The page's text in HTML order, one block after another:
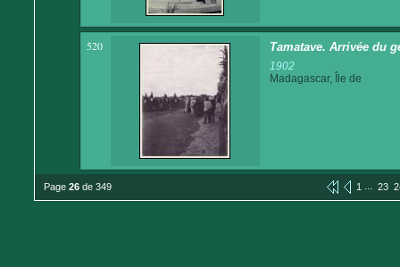
520 Tamatave. Arrivée du
1902
Madagascar, Île de
Page 26 de 349 1 ... 23